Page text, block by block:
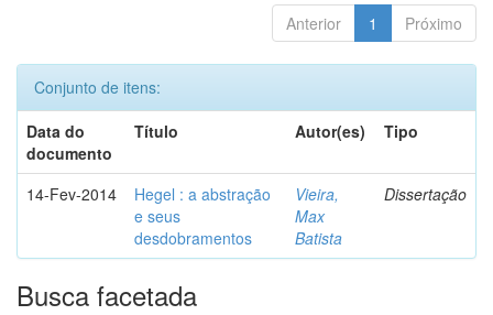
Anterior 1 Próximo
Conjunto de itens:
Data do
documento
Título Autor(es) Tipo
14-Fev-2014
Hegel : a abstração
e seus
desdobramentos
Vieira,
Max
Batista
Dissertação
Busca facetada